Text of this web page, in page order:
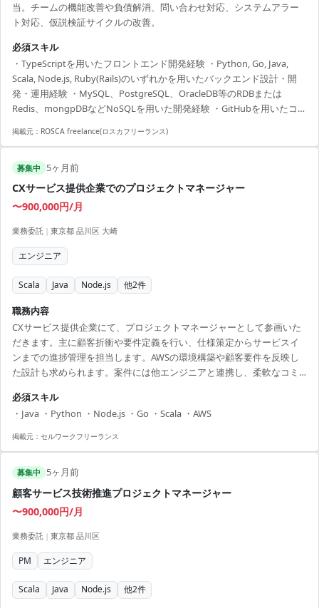
当。チームの機能改善や負債解消、問い合わせ対応、システムアラー
ト対応、仮説検証サイクルの改善。
必須スキル
・TypeScriptを用いたフロントエンド開発経験 ・Python, Go, Java,
Scala, Node.js, Ruby(Rails)のいずれかを用いたバックエンド設計・開
発・運用経験 ・MySQL、PostgreSQL、OracleDB等のRDBまたは
Redis、mongpDBなどNoSQLを用いた開発経験 ・GitHubを用いたコー
掲載元： ROSCA freelance(ロスカフリーランス)
募集中 5ヶ月前
CXサービス提供企業でのプロジェクトマネージャー
〜900,000円/月
業務委託 | 東京都 品川区 大崎
エンジニア
Scala Java Node.js 他2件
職務内容
CXサービス提供企業にて、プロジェクトマネージャーとして参画いた
だきます。主に顧客折衝や要件定義を行い、仕様策定からサービスイ
ンまでの進捗管理を担当します。AWSの環境構築や顧客要件を反映し
た設計も求められます。案件には他エンジニアと連携し、柔軟なコミ
ワークライフバランスを保てます - プロジェクトマネージャーとしての
スキルアップが可能 - 大手企業での多様な業務経験が積めます - 自由な
服装で就業可能 - AWSやモダン言語に携わるチャンスあり
必須スキル
・Java ・Python ・Node.js ・Go ・Scala ・AWS
掲載元： セルワークフリーランス
募集中 5ヶ月前
顧客サービス技術推進プロジェクトマネージャー
〜900,000円/月
業務委託 | 東京都 品川区
PM エンジニア
Scala Java Node.js 他2件